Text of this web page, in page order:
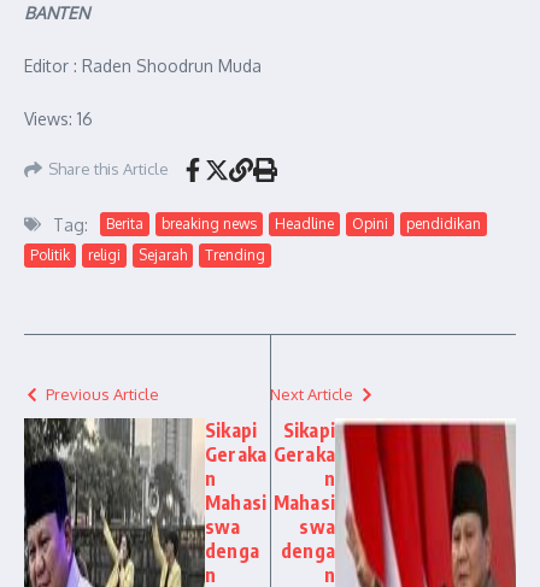
BANTEN
Editor : Raden Shoodrun Muda
Views: 16
Share this Article
Tag: Berita breaking news Headline Opini
pendidikan
Politik
religi Sejarah Trending
Previous Article
Sikapi
Geraka
n
Mahasi
swa
denga
n
Next Article
Sikapi
Geraka
n
Mahasi
swa
denga
n